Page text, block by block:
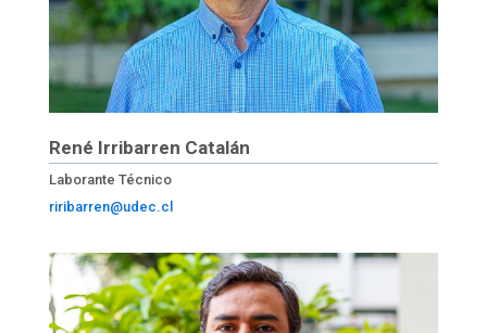
René Irribarren Catalán
Laborante Técnico
riribarren@udec.cl